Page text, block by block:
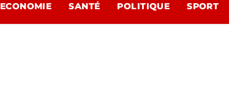
ECONOMIE SANTÉ POLITIQUE SPORT